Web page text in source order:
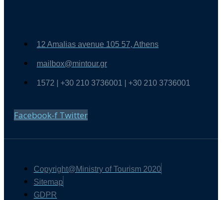
12 Amalias avenue 105 57, Athens
mailbox@mintour.gr
1572 | +30 210 3736001 | +30 210 3736001
Facebook-f Twitter
Copyright@Ministry of Tourism 2020
Sitemap
GDPR